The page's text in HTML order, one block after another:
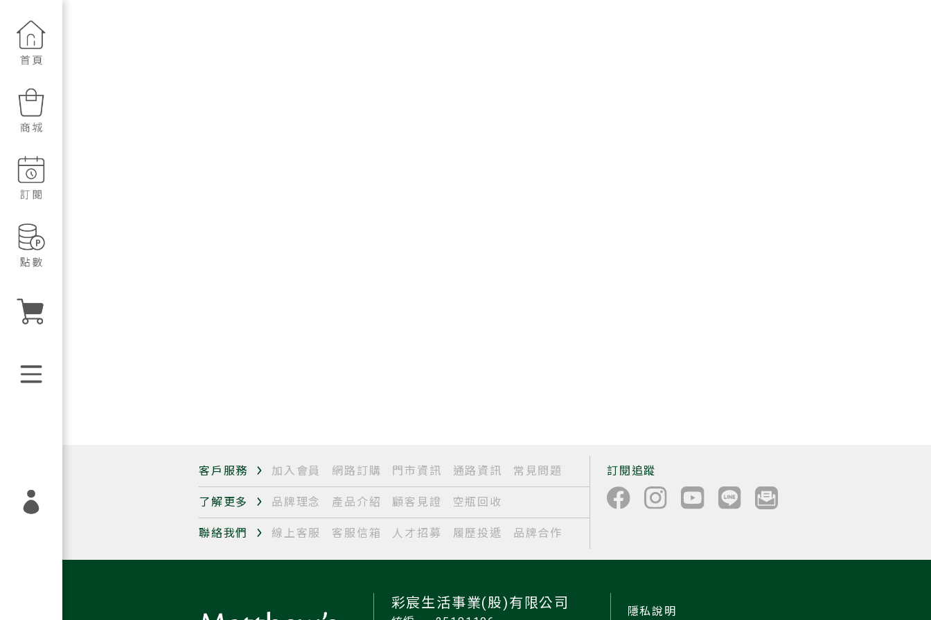
客戶服務 加入會員 網路訂購 門市資訊 通路資訊 常見問題
了解更多 品牌理念 產品介紹 顧客見證 空瓶回收
聯絡我們 線上客服 客服信箱 人才招募 履歷投遞 品牌合作
訂閱追蹤
彩宸生活事業(股)有限公司
隱私說明